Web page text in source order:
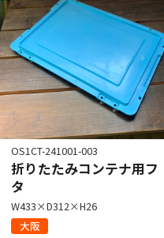
OS1CT-241001-003
折りたたみコンテナ用フ
タ
W433×D312×H26
大阪